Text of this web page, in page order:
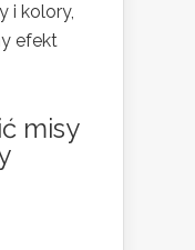
i kolory,
efekt
misy